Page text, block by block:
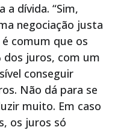
a dívida. “Sim,
negociação justa
comum que os
dos juros, com um
conseguir
Não dá para se
muito. Em caso
os juros só